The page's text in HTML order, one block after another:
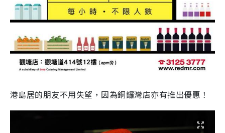
港島居的朋友不用失望，因為銅鑼灣店亦有推出優惠！